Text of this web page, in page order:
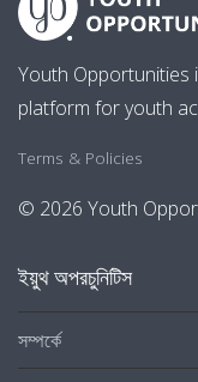
Youth Opportunities
platform for youth
Terms & Policies
© 2026 Youth
ইয়ুথ অপরচুনিটিস
সম্পর্কে